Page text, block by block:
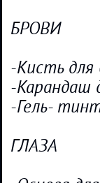
БРОВИ
-Кисть для
-Карандаш
-Гель-
ГЛАЗА